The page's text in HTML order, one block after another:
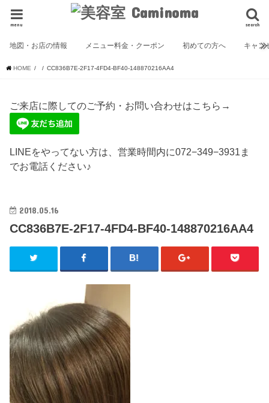
search
menu
地図・お店の情報 メニュー料金・クーポン 初めての方へ キャン
HOME CC836B7E-2F17-4FD4-BF40-148870216AA4
ご来店に際してのご予約・お問い合わせはこちら→
LINEをやってない方は、営業時間内に072−349−3931ま
でお電話ください♪
2018.05.16
CC836B7E-2F17-4FD4-BF40-148870216AA4